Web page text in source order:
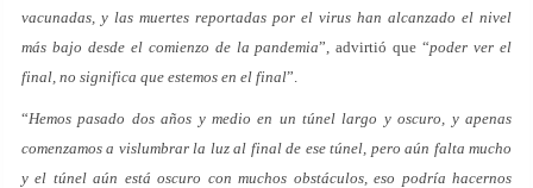
vacunadas, y las muertes reportadas por el virus han alcanzado el nivel
más bajo desde el comienzo de la pandemia”, advirtió que “poder ver el
final, no significa que estemos en el final”.
“Hemos pasado dos años y medio en un túnel largo y oscuro, y apenas
comenzamos a vislumbrar la luz al final de ese túnel, pero aún falta mucho
y el túnel aún está oscuro con muchos obstáculos, eso podría hacernos